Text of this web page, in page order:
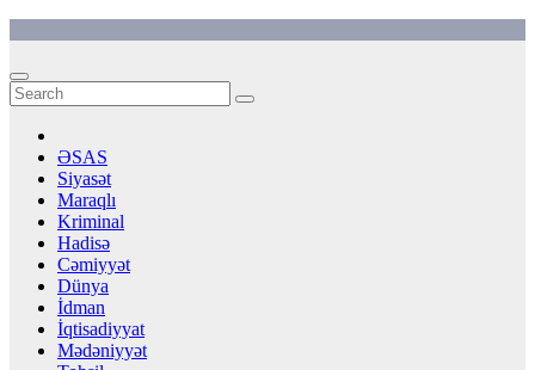
content
ƏSAS
Siyasət
Maraqlı
Kriminal
Hadisə
Cəmiyyət
Dünya
İdman
İqtisadiyyat
Mədəniyyət